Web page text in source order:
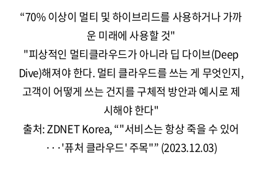
“70% 이상이 멀티 및 하이브리드를 사용하거나 가까
운 미래에 사용할 것"
"피상적인 멀티클라우드가 아니라 딥 다이브(Deep
Dive)해져야 한다. 멀티 클라우드를 쓰는 게 무엇인지,
고객이 어떻게 쓰는 건지를 구체적 방안과 예시로 제
시해야 한다"
출처: ZDNET Korea, “"서비스는 항상 죽을 수 있어
···'퓨처 클라우드' 주목"” (2023.12.03)